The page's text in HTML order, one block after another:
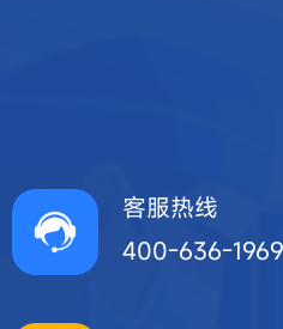
客服热线
400-636-